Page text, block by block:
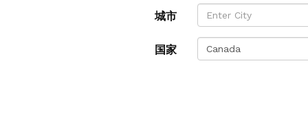
城市
国家